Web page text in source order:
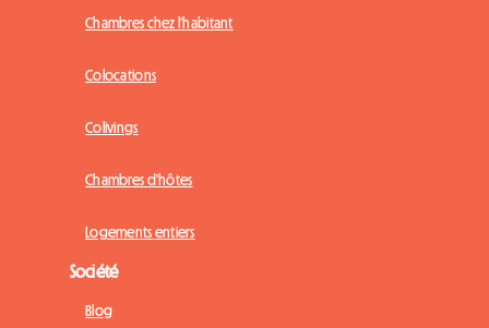
Chambres chez l'habitant
Colocations
Colivings
Chambres d'hôtes
Logements entiers
Société
Blog